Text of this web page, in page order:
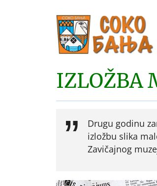
IZLOŽBA
Drugu godinu
izložbu slika
Zavičajnog